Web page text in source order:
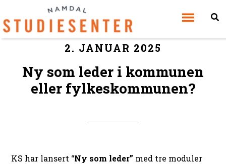
2. JANUAR 2025
Ny som leder i kommunen
eller fylkeskommunen?
KS har lansert “Ny som leder” med tre moduler